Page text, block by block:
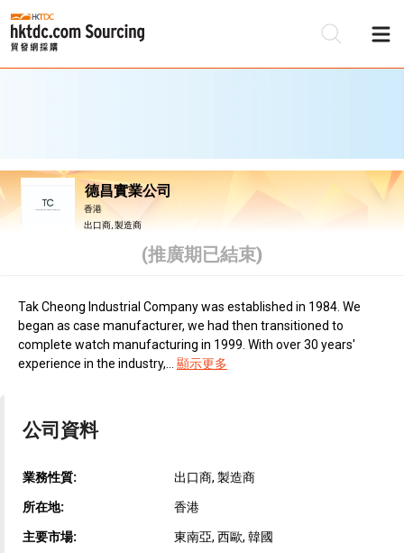
德昌實業公司
香港
出口商, 製造商
(推廣期已結束)
Tak Cheong Industrial Company was established in 1984. We
began as case manufacturer, we had then transitioned to
complete watch manufacturing in 1999. With over 30 years'
experience in the industry,...
顯示更多
公司資料
業務性質: 出口商, 製造商
所在地: 香港
主要市場: 東南亞, 西歐, 韓國